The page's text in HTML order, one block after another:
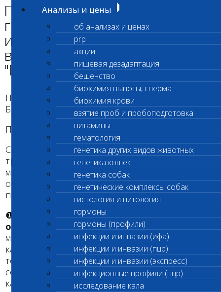
Анализы и цены
об анализах и ценах
prp
акции
пищевая дезадаптация
бешенство
биохимия выпоты, сперма
биохимия крови
взятие проб и пробоподготовка
витамины
гематология
генетика других видов животных
генетика кошек
генетика собак
генетические комплексы собак
гистология и цитология
гормоны
гормоны (профили)
инфекции и инвазии (ифа)
инфекции и инвазии (пцр)
инфекции и инвазии (экспресс)
инфекционные профили (пцр)
исследование кала
Памятка при выборе
гистологического
исследования от сети
ветеринарных лабораторий
"Шанс Био"
Приём гистологического материала в «ШАНС
БИО»
Памятка врачу.
С февраля наша лаборатория ввела новые
требования к приёму гистологического
материала, прежде всего это связанно и
обоснованно с различными задачами по
постановке диагноза и ведения онкопациента.
❶
Код 803 Гистологическое исследование (1
образец), включает одно заключение по
материалу, помещаемому в гистологическую
кассету. 30×25×6 мм – это максимальный размер
того, что можно поместить в кассету и
собственно размер самой гистологической
кассеты.